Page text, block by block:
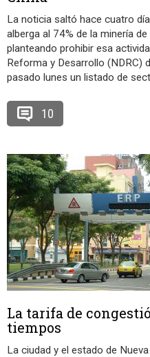
La noticia saltó hace cuatro
alberga al 74% de la minería
planteando prohibir esa
Reforma y Desarrollo (NDRC)
pasado lunes un listado de
10
La tarifa de
tiempos
La ciudad y el estado de